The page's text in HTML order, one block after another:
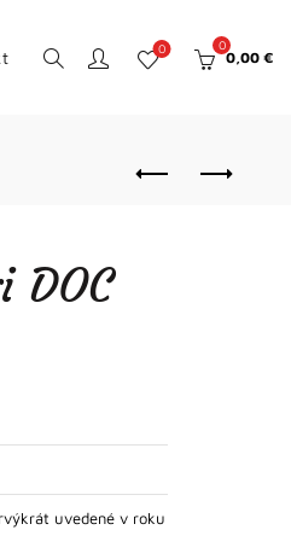
0 0
0,00 €
DOC
uvedené v roku